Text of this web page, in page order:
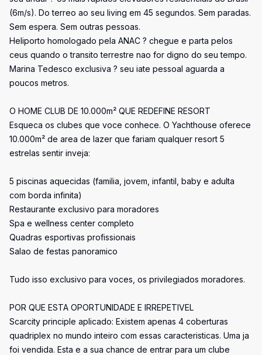
(6m/s). Do terreo ao seu living em 45 segundos. Sem paradas.
Sem espera. Sem outras pessoas.
Heliporto homologado pela ANAC ? chegue e parta pelos
ceus quando o transito terrestre nao for digno do seu tempo.
Marina Tedesco exclusiva ? seu iate pessoal aguarda a
poucos metros.
O HOME CLUB DE 10.000m² QUE REDEFINE RESORT
Esqueca os clubes que voce conhece. O Yachthouse oferece
10.000m² de area de lazer que fariam qualquer resort 5
estrelas sentir inveja:
5 piscinas aquecidas (familia, jovem, infantil, baby e adulta
com borda infinita)
Restaurante exclusivo para moradores
Spa e wellness center completo
Quadras esportivas profissionais
Salao de festas panoramico
Tudo isso exclusivo para voces, os privilegiados moradores.
POR QUE ESTA OPORTUNIDADE E IRREPETIVEL
Scarcity principle aplicado: Existem apenas 4 coberturas
quadriplex no mundo inteiro com essas caracteristicas. Uma ja
foi vendida. Esta e a sua chance de entrar para um clube